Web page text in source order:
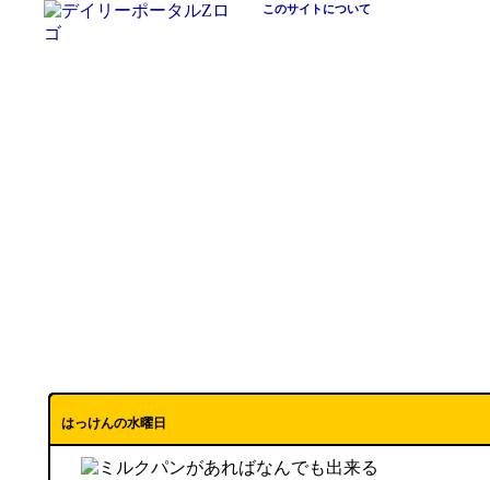
このサイトについて
はっけんの水曜日